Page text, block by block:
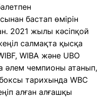
бастап өмірін
2021 жылы кәсіпқой
салмақта қысқа
WIBA және UBO
чемпионы атанып,
тарихында WBC
алған алғашқы